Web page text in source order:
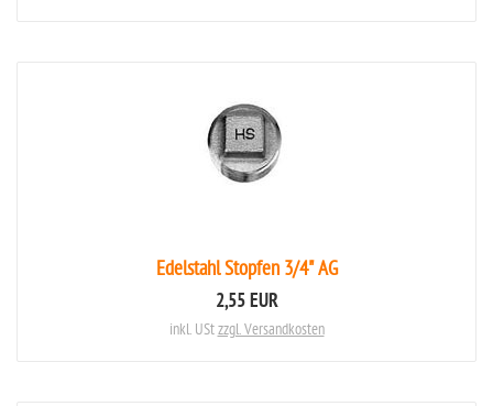
Edelstahl Stopfen 3/4" AG
2,55 EUR
inkl. UStzzgl. Versandkosten